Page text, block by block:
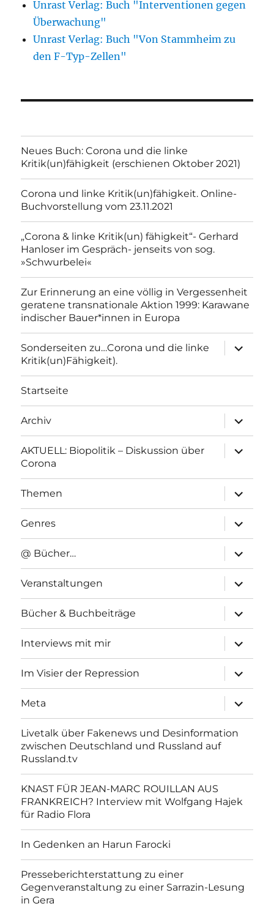
Unrast Verlag: Buch "Interventionen gegen
Überwachung"
Unrast Verlag: Buch "Von Stammheim zu
den F-Typ-Zellen"
Neues Buch: Corona und die linke
Kritik(un)fähigkeit (erschienen Oktober 2021)
Corona und linke Kritik(un)fähigkeit. Online-
Buchvorstellung vom 23.11.2021
„Corona & linke Kritik(un) fähigkeit“- Gerhard
Hanloser im Gespräch- jenseits von sog.
»Schwurbelei«
Zur Erinnerung an eine völlig in Vergessenheit
geratene transnationale Aktion 1999: Karawane
indischer Bauer*innen in Europa
Sonderseiten zu…Corona und die linke
Kritik(un)Fähigkeit).
anzeigen
Startseite
Archiv
anzeigen
AKTUELL: Biopolitik – Diskussion über
Corona
anzeigen
Themen
anzeigen
Genres
anzeigen
@ Bücher…
anzeigen
Veranstaltungen
anzeigen
Bücher & Buchbeiträge
anzeigen
Interviews mit mir
anzeigen
Im Visier der Repression
anzeigen
Meta
anzeigen
Livetalk über Fakenews und Desinformation
zwischen Deutschland und Russland auf
Russland.tv
KNAST FÜR JEAN-MARC ROUILLAN AUS
FRANKREICH? Interview mit Wolfgang Hajek
für Radio Flora
In Gedenken an Harun Farocki
Presseberichterstattung zu einer
Gegenveranstaltung zu einer Sarrazin-Lesung
in Gera